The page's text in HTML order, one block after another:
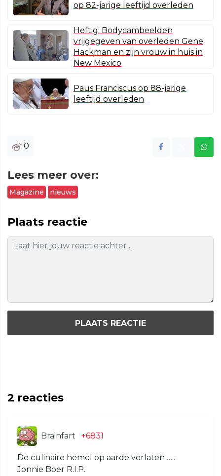
op 82-jarige leeftijd overleden
Heftig: Bodycambeelden
vrijgegeven van overleden Gene
Hackman en zijn vrouw in huis in
New Mexico
Paus Franciscus op 88-jarige
leeftijd overleden
0
Lees meer over:
Magazine nieuws
Plaats reactie
PLAATS REACTIE
2 reacties
Brainfart +6831
De culinaire hemel op aarde verlaten …..
Jonnie Boer R.I.P.